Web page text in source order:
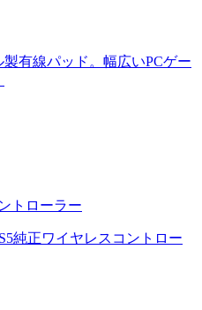
有線パッド。幅広いPCゲー
トローラー
純正ワイヤレスコントロー